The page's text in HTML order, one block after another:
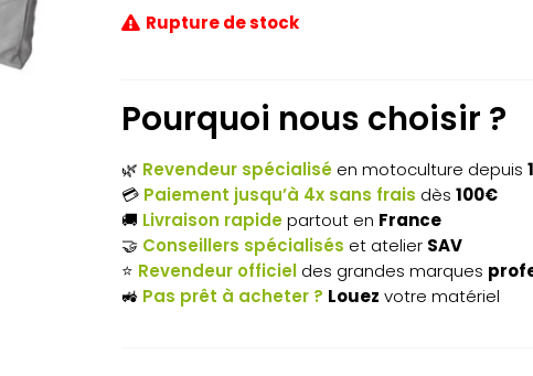
initial
Rupture de stock
Pourquoi nous choisir ?
🌿 Revendeur spécialiséen motoculture depuis
💳 Paiement jusqu’à 4x sans frais dès 100€
🚚 Livraison rapidepartout en France
🤝 Conseillers spécialisés et atelier SAV
⭐ Revendeur officieldes grandes marques
🚜 Pas prêt à acheter ? Louez votre matériel